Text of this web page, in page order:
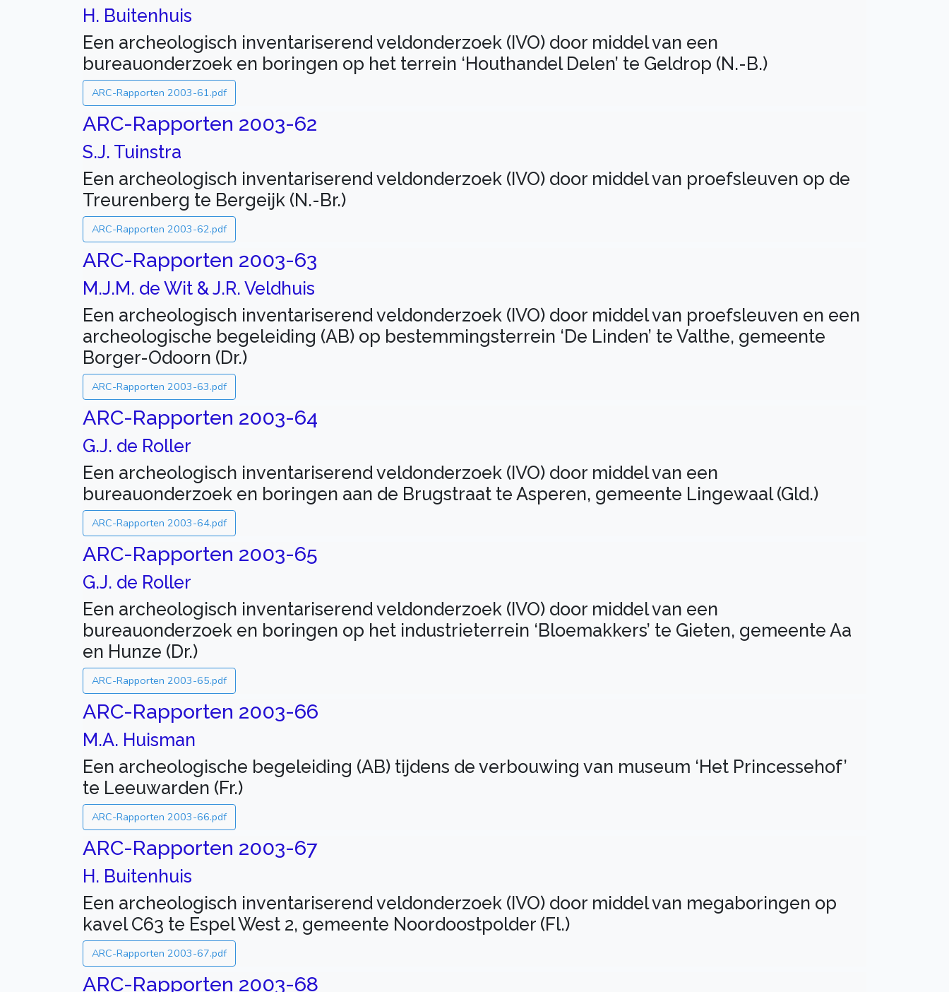
H. Buitenhuis
Een archeologisch inventariserend veldonderzoek (IVO) door middel van een
bureauonderzoek en boringen op het terrein ‘Houthandel Delen’ te Geldrop (N.-B.)
ARC-Rapporten 2003-61.pdf
ARC-Rapporten 2003-62
S.J. Tuinstra
Een archeologisch inventariserend veldonderzoek (IVO) door middel van proefsleuven op de
Treurenberg te Bergeijk (N.-Br.)
ARC-Rapporten 2003-62.pdf
ARC-Rapporten 2003-63
M.J.M. de Wit & J.R. Veldhuis
Een archeologisch inventariserend veldonderzoek (IVO) door middel van proefsleuven en een
archeologische begeleiding (AB) op bestemmingsterrein ‘De Linden’ te Valthe, gemeente
Borger-Odoorn (Dr.)
ARC-Rapporten 2003-63.pdf
ARC-Rapporten 2003-64
G.J. de Roller
Een archeologisch inventariserend veldonderzoek (IVO) door middel van een
bureauonderzoek en boringen aan de Brugstraat te Asperen, gemeente Lingewaal (Gld.)
ARC-Rapporten 2003-64.pdf
ARC-Rapporten 2003-65
G.J. de Roller
Een archeologisch inventariserend veldonderzoek (IVO) door middel van een
bureauonderzoek en boringen op het industrieterrein ‘Bloemakkers’ te Gieten, gemeente Aa
en Hunze (Dr.)
ARC-Rapporten 2003-65.pdf
ARC-Rapporten 2003-66
M.A. Huisman
Een archeologische begeleiding (AB) tijdens de verbouwing van museum ‘Het Princessehof’
te Leeuwarden (Fr.)
ARC-Rapporten 2003-66.pdf
ARC-Rapporten 2003-67
H. Buitenhuis
Een archeologisch inventariserend veldonderzoek (IVO) door middel van megaboringen op
kavel C63 te Espel West 2, gemeente Noordoostpolder (Fl.)
ARC-Rapporten 2003-67.pdf
ARC-Rapporten 2003-68